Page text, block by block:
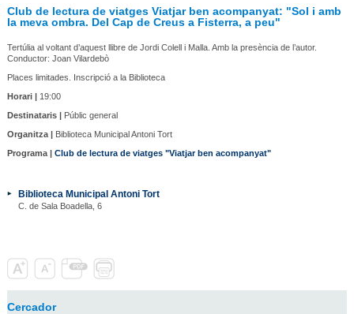
Club de lectura de viatges Viatjar ben acompanyat: "Sol i amb
la meva ombra. Del Cap de Creus a Fisterra, a peu"
Tertúlia al voltant d’aquest llibre de Jordi Colell i Malla. Amb la presència de l’autor.
Conductor: Joan Vilardebò
Places limitades. Inscripció a la Biblioteca
Horari |19:00
Destinataris |Públic general
Organitza |Biblioteca Municipal Antoni Tort
Programa | Club de lectura de viatges "Viatjar ben acompanyat"
Biblioteca Municipal Antoni Tort
C. de Sala Boadella, 6
Cercador